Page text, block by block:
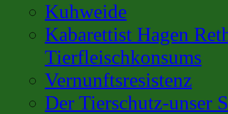
Kuhweide
Kabarettist Hagen
Tierfleischkonsums
Vernunftsresistenz
Der Tierschutz-unser